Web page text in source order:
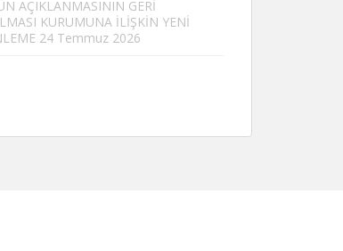
AÇIKLANMASININ GERİ
KURUMUNA İLİŞKİN YENİ
24 Temmuz 2026